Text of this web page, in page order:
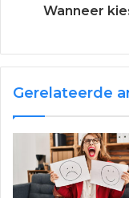
Wanneer
Gerelateerde